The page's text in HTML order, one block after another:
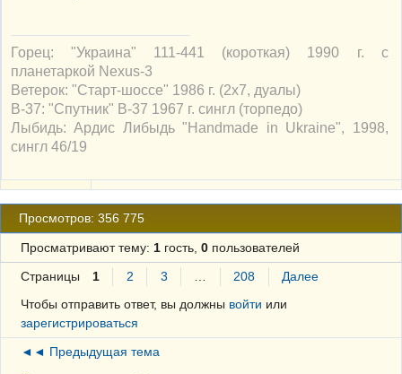
Горец: "Украина" 111-441 (короткая) 1990 г. с
планетаркой Nexus-3
Ветерок: "Старт-шоссе" 1986 г. (2х7, дуалы)
В-37: "Спутник" В-37 1967 г. сингл (торпедо)
Лыбидь: Ардис Либыдь "Handmade in Ukraine", 1998,
сингл 46/19
Просмотров: 356 775
Просматривают тему: 1гость, 0пользователей
Страницы 1 2 3 208
Далее
Чтобы отправить ответ, вы должны войти или
зарегистрироваться
◄◄ Предыдущая тема